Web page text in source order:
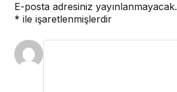
E-posta adresiniz yayınlanmayacak.
* ile işaretlenmişlerdir